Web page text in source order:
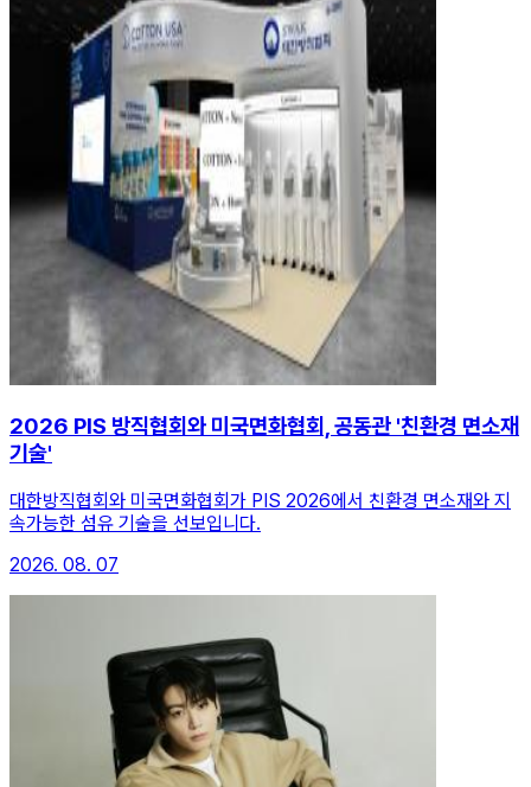
2026 PIS 방직협회와 미국면화협회, 공동관 '친환경 면소재
기술'
대한방직협회와 미국면화협회가 PIS 2026에서 친환경 면소재와 지
속가능한 섬유 기술을 선보입니다.
2026. 08. 07